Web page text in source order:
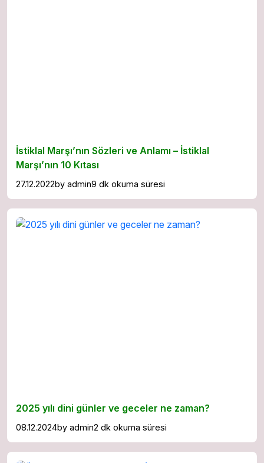
İstiklal Marşı’nın Sözleri ve Anlamı – İstiklal
Marşı’nın 10 Kıtası
27.12.2022by admin9 dk okuma süresi
2025 yılı dini günler ve geceler ne zaman?
08.12.2024by admin2 dk okuma süresi